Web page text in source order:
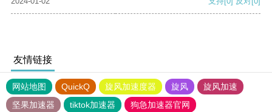
友情链接
网站地图 QuickQ 旋风加速度器 旋风
旋风加速
坚果加速器
tiktok加速器 狗急加速器官网